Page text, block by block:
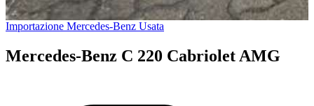
Importazione Mercedes-Benz Usata
Mercedes-Benz C 220 Cabriolet AMG